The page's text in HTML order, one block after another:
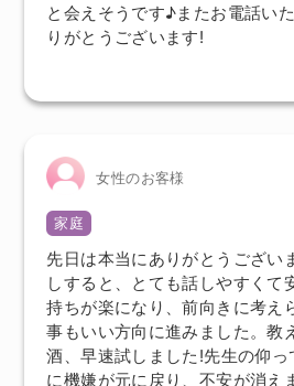
と会えそうです♪またお電話い
りがとうございます!
女性のお客様
家庭
先日は本当にありがとうござい
しすると、とても話しやすくて
持ちが楽になり、前向きに考え
事もいい方向に進みました。教
酒、早速試しました!先生の仰っ
に機嫌が元に戻り、不安が消え